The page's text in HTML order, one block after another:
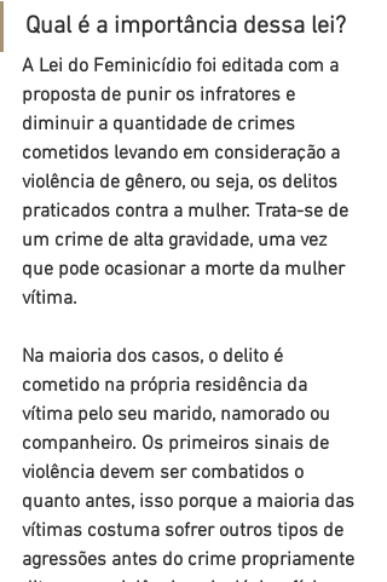
Qual é a importância dessa lei?
A Lei do Feminicídio foi editada com a
proposta de punir os infratores e
diminuir a quantidade de crimes
cometidos levando em consideração a
violência de gênero, ou seja, os delitos
praticados contra a mulher. Trata-se de
um crime de alta gravidade, uma vez
que pode ocasionar a morte da mulher
vítima.
Na maioria dos casos, o delito é
cometido na própria residência da
vítima pelo seu marido, namorado ou
companheiro. Os primeiros sinais de
violência devem ser combatidos o
quanto antes, isso porque a maioria das
vítimas costuma sofrer outros tipos de
agressões antes do crime propriamente